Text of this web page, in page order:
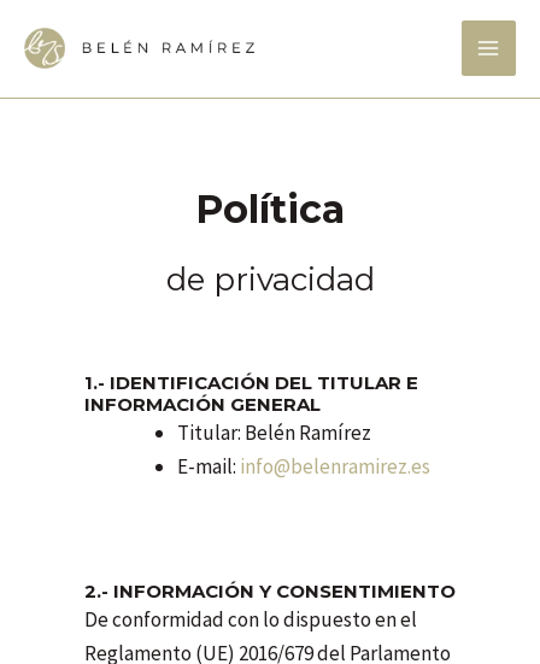
Política
de privacidad
1.- IDENTIFICACIÓN DEL TITULAR E
INFORMACIÓN GENERAL
Titular: Belén Ramírez
E-mail: info@belenramirez.es
2.- INFORMACIÓN Y CONSENTIMIENTO
De conformidad con lo dispuesto en el
Reglamento (UE) 2016/679 del Parlamento